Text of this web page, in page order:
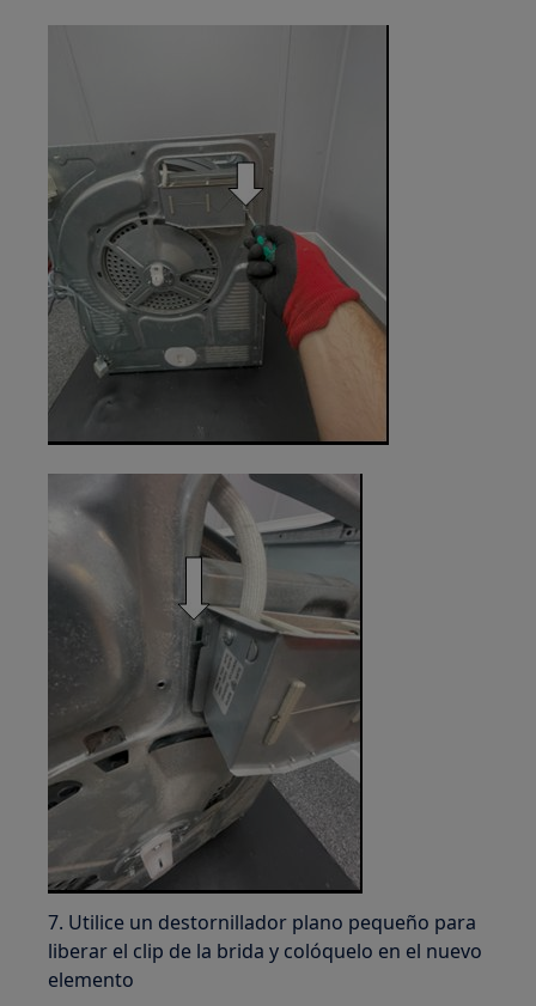
7. Utilice un destornillador plano pequeño para
liberar el clip de la brida y colóquelo en el nuevo
elemento